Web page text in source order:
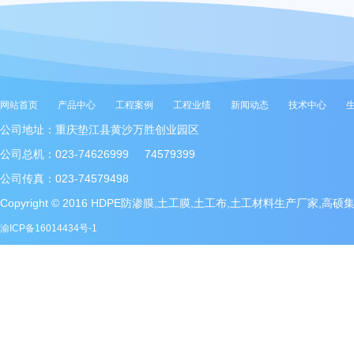
网站首页 产品中心 工程案例 工程业绩 新闻动态 技术中心
公司地址：重庆垫江县黄沙万胜创业园区
公司总机：023-74626999 74579399
公司传真：023-74579498
Copyright © 2016 HDPE防渗膜,土工膜,土工布,土工材料生产厂家,高硕
渝ICP备16014434号-1